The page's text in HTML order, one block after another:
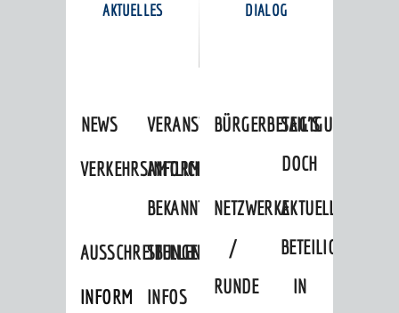
AKTUELLES
NEWS
VERANSTALTUNGSKALENDER
VERKEHRSINFORMATIONEN
AMTLICHE
BEKANNTMACHUNGEN
AUSSCHREIBUNGEN
INFORMATIONSPFLICHTEN
STELLENANGEBOTE
INFOS
DIALOG
BÜRGERBETEILIGUNG
SAG'S
DOCH
NETZWERKE
/
RUNDE
AKTUELLE
BETEILIGUNGEN
IN
KARRIEREPORTAL